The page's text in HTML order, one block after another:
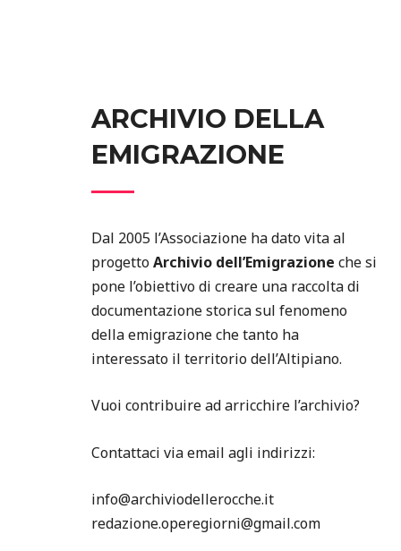
ARCHIVIO DELLA
EMIGRAZIONE
Dal 2005 l’Associazione ha dato vita al
progettoArchivio dell’Emigrazione che si
pone l’obiettivo di creare una raccolta di
documentazione storica sul fenomeno
della emigrazione che tanto ha
interessato il territorio dell’Altipiano.
Vuoi contribuire ad arricchire l’archivio?
Contattaci via email agli indirizzi:
info@archiviodellerocche.it
redazione.operegiorni@gmail.com